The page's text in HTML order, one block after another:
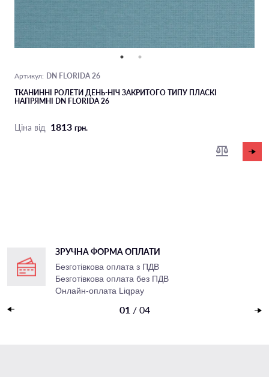
Артикул: DN FLORIDA 26
ТКАНИННІ РОЛЕТИ ДЕНЬ-НІЧ ЗАКРИТОГО ТИПУ ПЛАСКІ
НАПРЯМНІ DN FLORIDA 26
Ціна від 1813 грн.
ЗРУЧНА ФОРМА ОПЛАТИ
Безготівкова оплата з ПДВ
Безготівкова оплата без ПДВ
Онлайн-оплата Liqpay
01 / 04